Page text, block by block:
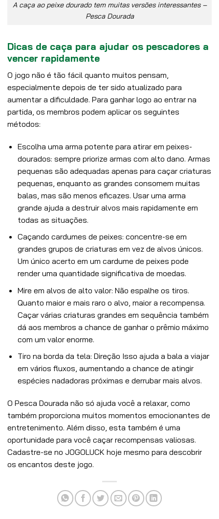
A caça ao peixe dourado tem muitas versões interessantes –
Pesca Dourada
Dicas de caça para ajudar os pescadores a
vencer rapidamente
O jogo não é tão fácil quanto muitos pensam,
especialmente depois de ter sido atualizado para
aumentar a dificuldade. Para ganhar logo ao entrar na
partida, os membros podem aplicar os seguintes
métodos:
Escolha uma arma potente para atirar em peixes-
dourados: sempre priorize armas com alto dano. Armas
pequenas são adequadas apenas para caçar criaturas
pequenas, enquanto as grandes consomem muitas
balas, mas são menos eficazes. Usar uma arma
grande ajuda a destruir alvos mais rapidamente em
todas as situações.
Caçando cardumes de peixes: concentre-se em
grandes grupos de criaturas em vez de alvos únicos.
Um único acerto em um cardume de peixes pode
render uma quantidade significativa de moedas.
Mire em alvos de alto valor: Não espalhe os tiros.
Quanto maior e mais raro o alvo, maior a recompensa.
Caçar várias criaturas grandes em sequência também
dá aos membros a chance de ganhar o prêmio máximo
com um valor enorme.
Tiro na borda da tela: Direção Isso ajuda a bala a viajar
em vários fluxos, aumentando a chance de atingir
espécies nadadoras próximas e derrubar mais alvos.
O Pesca Dourada não só ajuda você a relaxar, como
também proporciona muitos momentos emocionantes de
entretenimento. Além disso, esta também é uma
oportunidade para você caçar recompensas valiosas.
Cadastre-se no JOGOLUCK hoje mesmo para descobrir
os encantos deste jogo.